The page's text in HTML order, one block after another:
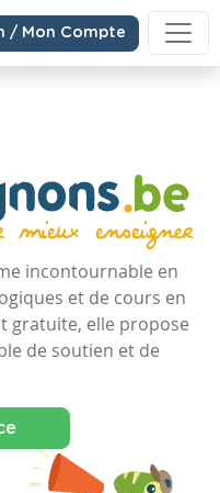
/ Mon Compte
incontournable en
et de cours en
gratuite, elle propose
de soutien et de